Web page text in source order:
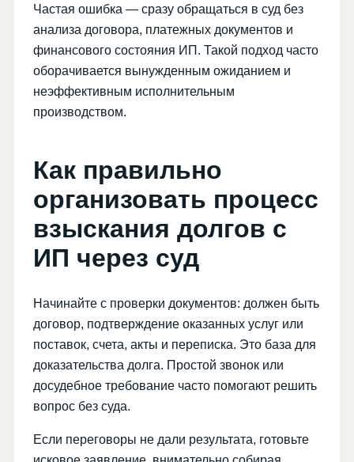
Частая ошибка — сразу обращаться в суд без
анализа договора, платежных документов и
финансового состояния ИП. Такой подход часто
оборачивается вынужденным ожиданием и
неэффективным исполнительным
производством.
Как правильно
организовать процесс
взыскания долгов с
ИП через суд
Начинайте с проверки документов: должен быть
договор, подтверждение оказанных услуг или
поставок, счета, акты и переписка. Это база для
доказательства долга. Простой звонок или
досудебное требование часто помогают решить
вопрос без суда.
Если переговоры не дали результата, готовьте